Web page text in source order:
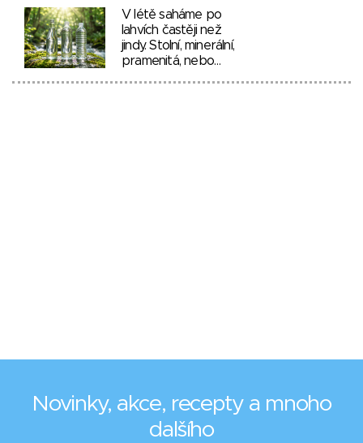
V létě saháme po
lahvích častěji než
jindy. Stolní, minerální,
pramenitá, nebo…
Novinky, akce, recepty a mnoho
dalšího